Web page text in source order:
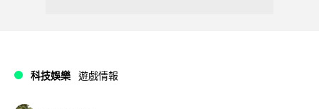
科技娛樂 遊戲情報